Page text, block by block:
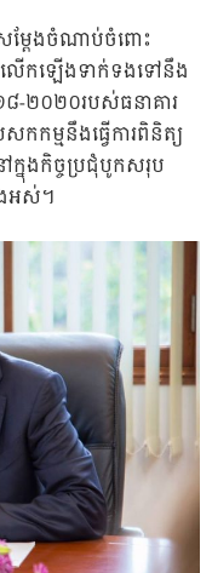
ម្តែងចំណាប់ចំពោះ
លើកឡើងទាក់ទងទៅនឹង
៨-២០២០របស់ធនាគារ
កម្មនឹងធ្វើការពិនិត្យ
ងកិច្ចប្រជុំបូកសរុប
អស់។